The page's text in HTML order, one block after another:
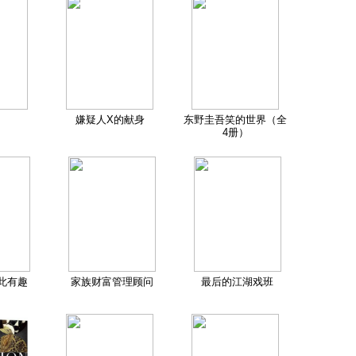
嫌疑人X的献身
东野圭吾笑的世界（全
4册）
有趣 家族财富管理顾问 最后的江湖戏班